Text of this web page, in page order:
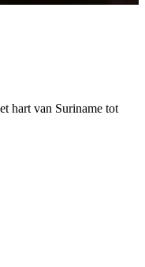
hart van Suriname tot